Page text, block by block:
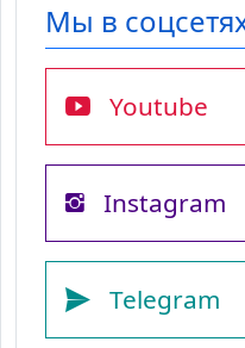
Мы в
Youtube
Instagram
Telegram